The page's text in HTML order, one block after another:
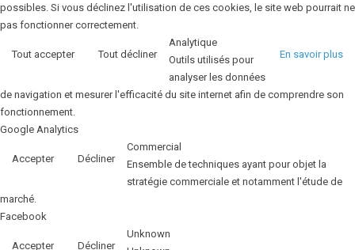
possibles. Si vous déclinez l'utilisation de ces cookies, le site web pourrait ne
pas fonctionner correctement.
Tout accepter Tout décliner En savoir plus
Analytique
Outils utilisés pour
analyser les données
de navigation et mesurer l'efficacité du site internet afin de comprendre son
fonctionnement.
Google Analytics
Accepter Décliner
Commercial
Ensemble de techniques ayant pour objet la
stratégie commerciale et notamment l'étude de
marché.
Facebook
Accepter Décliner
Unknown